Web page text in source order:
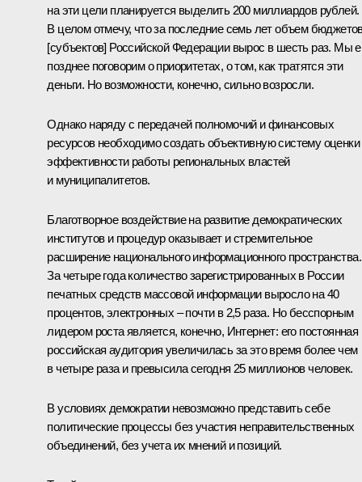
на эти цели планируется выделить 200 миллиардов рублей.
В целом отмечу, что за последние семь лет объем
[субъектов] Российской Федерации вырос в шесть раз. Мы
позднее поговорим о приоритетах, о том, как тратятся эти
деньги. Но возможности, конечно, сильно возросли.
Однако наряду с передачей полномочий и финансовых
ресурсов необходимо создать объективную систему оценки
эффективности работы региональных властей
и муниципалитетов.
Благотворное воздействие на развитие демократических
институтов и процедур оказывает и стремительное
расширение национального информационного пространства.
За четыре года количество зарегистрированных в России
печатных средств массовой информации выросло на 40
процентов, электронных – почти в 2,5 раза. Но бесспорным
лидером роста является, конечно, Интернет: его постоянная
российская аудитория увеличилась за это время более чем
в четыре раза и превысила сегодня 25 миллионов человек.
В условиях демократии невозможно представить себе
политические процессы без участия неправительственных
объединений, без учета их мнений и позиций.